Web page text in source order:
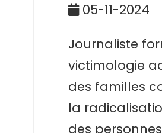
05-11-2024
Journaliste
victimologie
des familles
la
des